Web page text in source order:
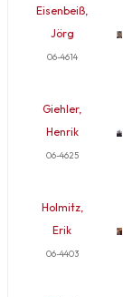
Eisenbeiß,
Jörg
06-4614
Giehler,
Henrik
06-4625
Holmitz,
Erik
06-4403